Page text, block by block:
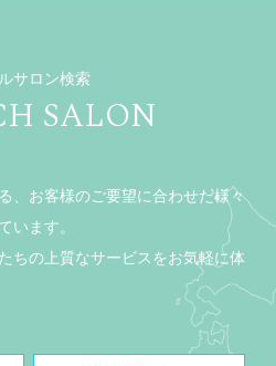
サロン検索
SALON
、お客様のご要望に合わせた様々
います。
ちの上質なサービスをお気軽に体